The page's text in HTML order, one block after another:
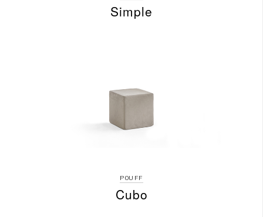
Simple
POUFF
Cubo